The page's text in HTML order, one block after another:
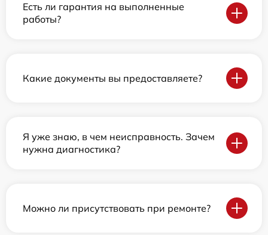
Есть ли гарантия на выполненные
работы?
Какие документы вы предоставляете?
Я уже знаю, в чем неисправность. Зачем
нужна диагностика?
Можно ли присутствовать при ремонте?